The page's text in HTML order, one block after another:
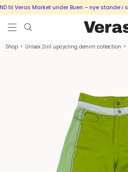
til Veras Market under Buen – nye stande i
Shop > Unisex 2in1 upcycling denim collection >